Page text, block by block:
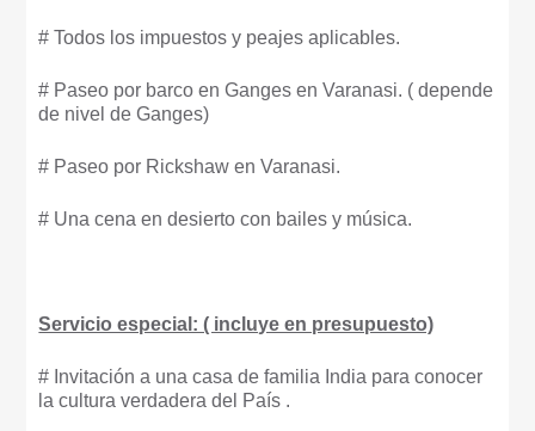
# Todos los impuestos y peajes aplicables.
# Paseo por barco en Ganges en Varanasi. ( depende
de nivel de Ganges)
# Paseo por Rickshaw en Varanasi.
# Una cena en desierto con bailes y música.
Servicio especial: ( incluye en presupuesto)
# Invitación a una casa de familia India para conocer
la cultura verdadera del País .